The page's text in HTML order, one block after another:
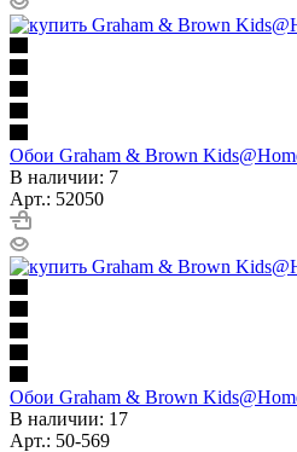
Обои Graham & Brown
В наличии: 7
Арт.: 52050
Обои Graham & Brown
В наличии: 17
Арт.: 50-569